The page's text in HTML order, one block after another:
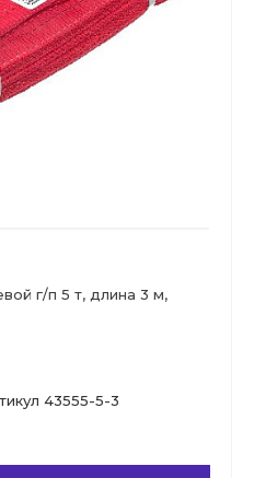
г/п 5 т, длина 3 м,
43555-5-3